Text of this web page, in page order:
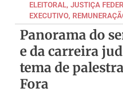
ELEITORAL, JUSTIÇA
EXECUTIVO,
Panorama do
e da carreira
tema de
Fora